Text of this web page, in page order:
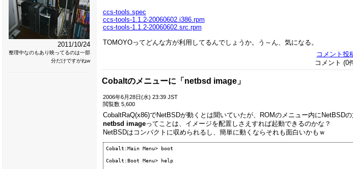
2011/10/24
整理中なのもあり映ってるのは一部
分だけですがねw
ccs-tools.spec
ccs-tools-1.1.2-20060602.i386.rpm
ccs-tools-1.1.2-20060602.src.rpm
TOMOYOってどんな方が利用してるんでしょうか。う～ん、気になる。
コメント投
コメント (0
Cobaltのメニューに「netbsd image」
2006年6月28日(水) 23:39 JST
閲覧数 5,600
CobaltRaQ(x86)でNetBSDが動くとは聞いていたが、ROMのメニュー内にNetBSDの
netbsd imageってことは、イメージを配置しさえすれば起動できるのかな？
NetBSDはコンパクトに収められるし、簡単に動くならそれも面白いかもｗ
Cobalt:Main Menu> boot
Cobalt:Boot Menu> help